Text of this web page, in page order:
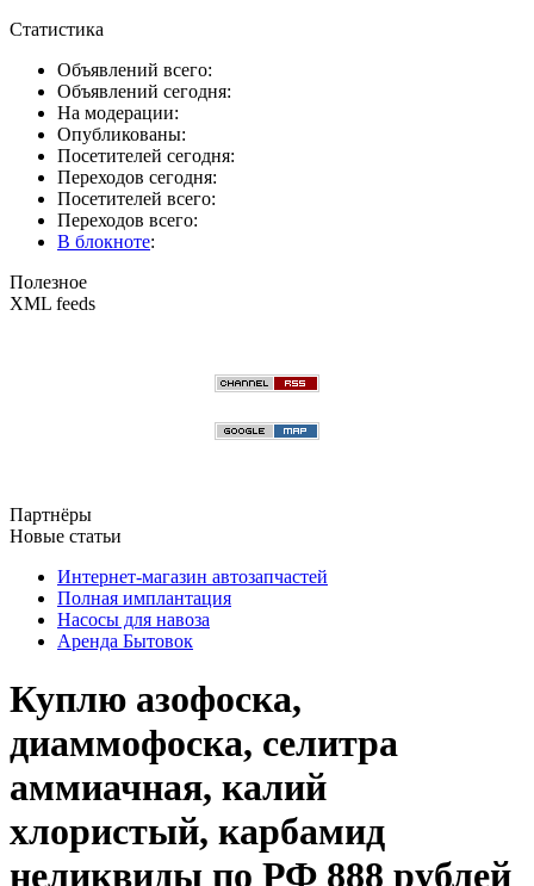
Статистика
Объявлений всего:
Объявлений сегодня:
На модерации:
Опубликованы:
Посетителей сегодня:
Переходов сегодня:
Посетителей всего:
Переходов всего:
В блокноте:
Полезное
XML feeds
Партнёры
Новые статьи
Интернет-магазин автозапчастей
Полная имплантация
Насосы для навоза
Аренда Бытовок
Куплю азофоска,
диаммофоска, селитра
аммиачная, калий
хлористый, карбамид
неликвиды по РФ 888 рублей